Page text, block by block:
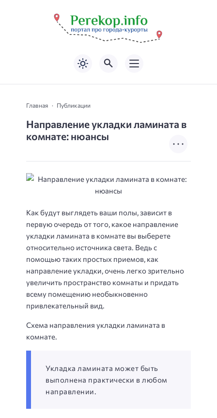
Главная Публикации
Направление укладки ламината в
комнате: нюансы
Как будут выглядеть ваши полы, зависит в
первую очередь от того, какое направление
укладки ламината в комнате вы выберете
относительно источника света. Ведь с
помощью таких простых приемов, как
направление укладки, очень легко зрительно
увеличить пространство комнаты и придать
всему помещению необыкновенно
привлекательный вид.
Схема направления укладки ламината в
комнате.
Укладка ламината может быть
выполнена практически в любом
направлении.